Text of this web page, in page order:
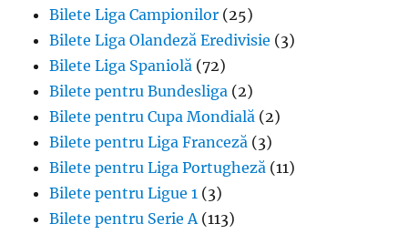
Bilete Liga Campionilor (25)
Bilete Liga Olandeză Eredivisie (3)
Bilete Liga Spaniolă (72)
Bilete pentru Bundesliga (2)
Bilete pentru Cupa Mondială (2)
Bilete pentru Liga Franceză (3)
Bilete pentru Liga Portugheză (11)
Bilete pentru Ligue 1 (3)
Bilete pentru Serie A(113)